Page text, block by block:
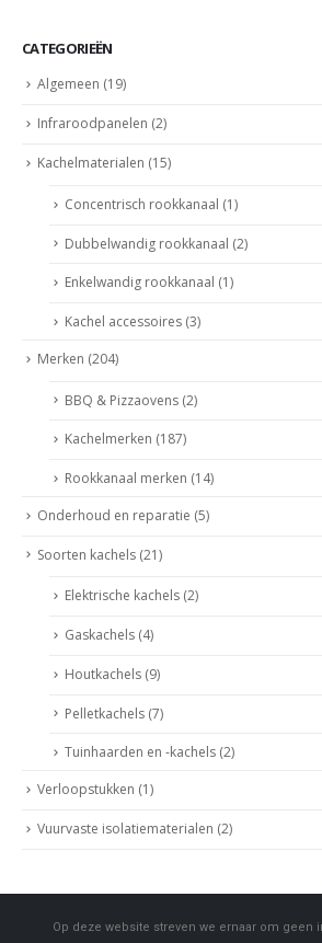
CATEGORIEËN
Algemeen (19)
Infraroodpanelen (2)
Kachelmaterialen (15)
Concentrisch rookkanaal (1)
Dubbelwandig rookkanaal (2)
Enkelwandig rookkanaal (1)
Kachel accessoires (3)
Merken (204)
BBQ & Pizzaovens (2)
Kachelmerken (187)
Rookkanaal merken (14)
Onderhoud en reparatie (5)
Soorten kachels (21)
Elektrische kachels (2)
Gaskachels (4)
Houtkachels (9)
Pelletkachels (7)
Tuinhaarden en -kachels (2)
Verloopstukken (1)
Vuurvaste isolatiematerialen (2)
Op deze website streven we ernaar om geen